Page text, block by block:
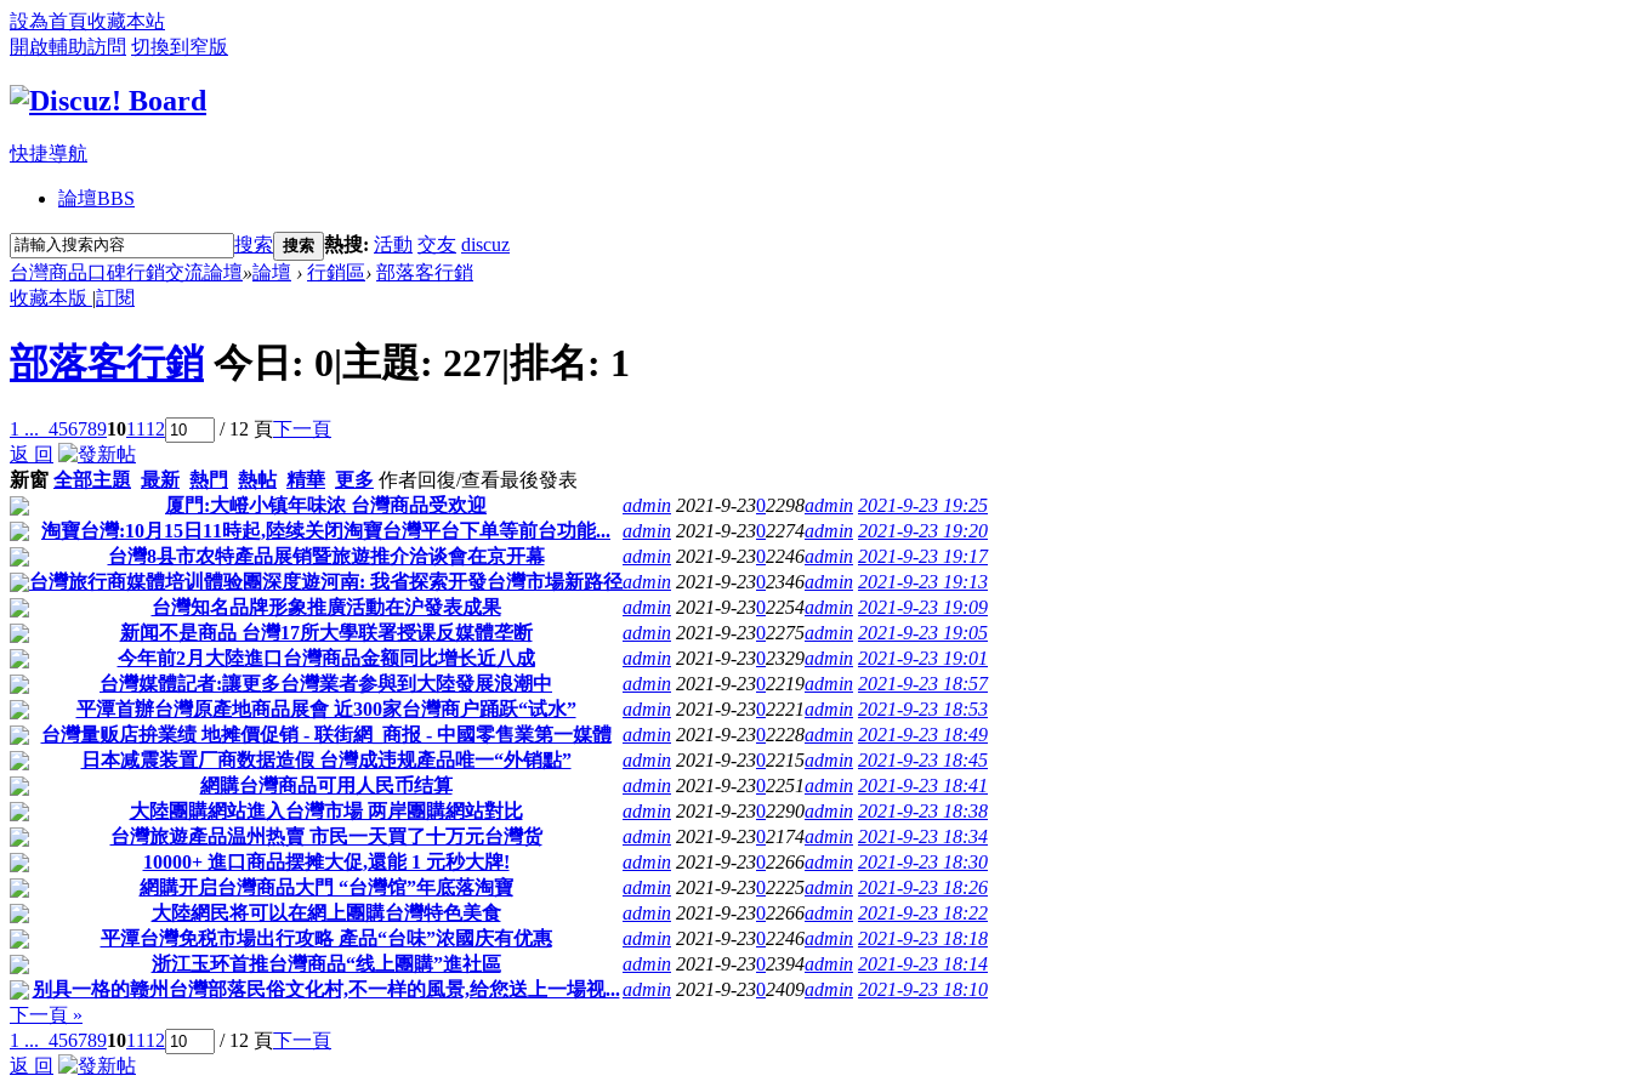
設為首頁收藏本站
開啟輔助訪問 切換到窄版
快捷導航
論壇BBS
搜索 搜索 熱搜: 活動 交友 discuz
台灣商品口碑行銷交流論壇»論壇 › 行銷區› 部落客行銷
收藏本版 |訂閱
部落客行銷 今日: 0|主題: 227|排名: 1
1 ... 4567891011 12 / 12 頁下一頁
返 回
新窗 全部主題 最新 熱門 熱帖 精華 更多 作者回復/查看最後發表
厦門:大嶝小镇年味浓 台灣商品受欢迎
admin 2021-9-2302298admin 2021-9-23 19:25
淘寶台灣:10月15日11時起,陸续关闭淘寶台灣平台下单等前台功能... admin 2021-9-2302274admin 2021-9-23 19:20
台灣8县市农特產品展销暨旅遊推介洽谈會在京开幕
admin 2021-9-2302246admin 2021-9-23 19:17
台灣旅行商媒體培训體验團深度遊河南: 我省探索开發台灣市場新路径admin 2021-9-2302346admin 2021-9-23 19:13
台灣知名品牌形象推廣活動在沪發表成果
admin 2021-9-2302254admin 2021-9-23 19:09
新闻不是商品 台灣17所大學联署授课反媒體垄断
admin 2021-9-2302275admin 2021-9-23 19:05
今年前2月大陸進口台灣商品金额同比增长近八成
admin 2021-9-2302329admin 2021-9-23 19:01
台灣媒體記者:讓更多台灣業者参與到大陸發展浪潮中
admin 2021-9-2302219admin 2021-9-23 18:57
平潭首辦台灣原產地商品展會 近300家台灣商户踊跃“试水”
admin 2021-9-2302221admin 2021-9-23 18:53
台灣量贩店拚業绩 地摊價促销 - 联街網_商报 - 中國零售業第一媒體 admin 2021-9-2302228admin 2021-9-23 18:49
日本减震装置厂商数据造假 台灣成违规產品唯一“外销點”
admin 2021-9-2302215admin 2021-9-23 18:45
網購台灣商品可用人民币结算
admin 2021-9-2302251admin 2021-9-23 18:41
大陸團購網站進入台灣市場 两岸團購網站對比
admin 2021-9-2302290admin 2021-9-23 18:38
台灣旅遊產品温州热賣 市民一天買了十万元台灣货
admin 2021-9-2302174admin 2021-9-23 18:34
10000+ 進口商品摆摊大促,還能 1 元秒大牌!
admin 2021-9-2302266admin 2021-9-23 18:30
網購开启台灣商品大門 “台灣馆”年底落淘寶
admin 2021-9-2302225admin 2021-9-23 18:26
大陸網民将可以在網上團購台灣特色美食
admin 2021-9-2302266admin 2021-9-23 18:22
平潭台灣免税市場出行攻略 產品“台味”浓國庆有优惠
admin 2021-9-2302246admin 2021-9-23 18:18
浙江玉环首推台灣商品“线上團購”進社區
admin 2021-9-2302394admin 2021-9-23 18:14
别具一格的赣州台灣部落民俗文化村,不一样的風景,给您送上一場视...admin 2021-9-2302409admin 2021-9-23 18:10
下一頁 »
1 ... 4567891011 12 / 12 頁下一頁
返 回